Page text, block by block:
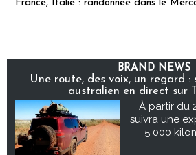
France, Italie : randonnée dans le
BRAND NEWS
Une route, des voix, un regard :
australien en direct sur
À partir du
suivra une
5 000